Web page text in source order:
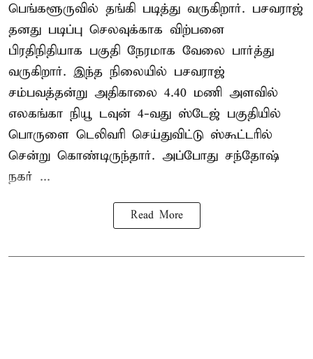
பெங்களூருவில் தங்கி படித்து வருகிறார். பசவராஜ்
தனது படிப்பு செலவுக்காக விற்பனை
பிரதிநிதியாக பகுதி நேரமாக வேலை பார்த்து
வருகிறார். இந்த நிலையில் பசவராஜ்
சம்பவத்தன்று அதிகாலை 4.40 மணி அளவில்
எலகங்கா நியூ டவுன் 4-வது ஸ்டேஜ் பகுதியில்
பொருளை டெலிவரி செய்துவிட்டு ஸ்கூட்டரில்
சென்று கொண்டிருந்தார். அப்போது சந்தோஷ்
நகர் ...
Read More